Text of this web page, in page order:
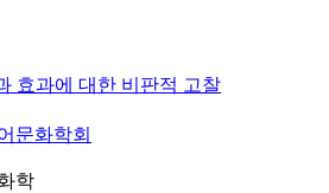
효과에 대한 비판적 고찰
문화학회
학